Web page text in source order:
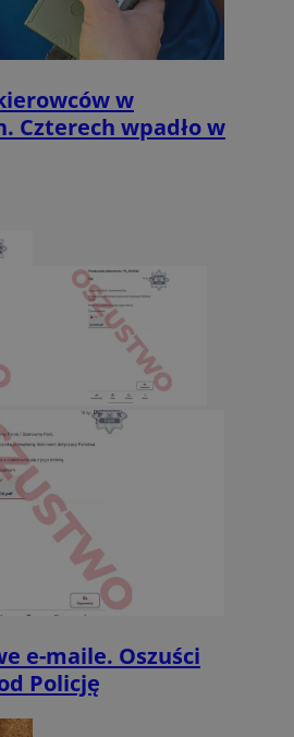
w
Czterech wpadło w
e-maile. Oszuści
Policję